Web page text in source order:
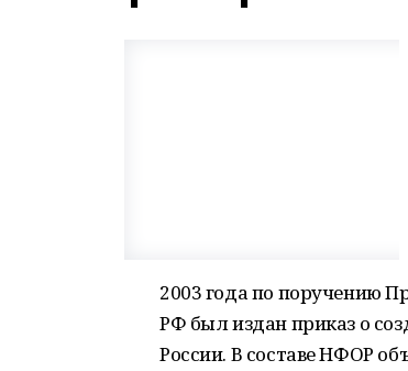
2003 года по поручению
РФ был издан приказ о
России. В составе НФОР